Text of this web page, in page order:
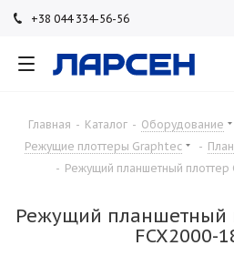
+38 044 334-56-56
+38 044 334-56-56
Главная - Каталог - Оборудование
Режущие плоттеры Graphtec
-
- Режущий планшетный плоттер
Режущий планшетный
FCX2000-